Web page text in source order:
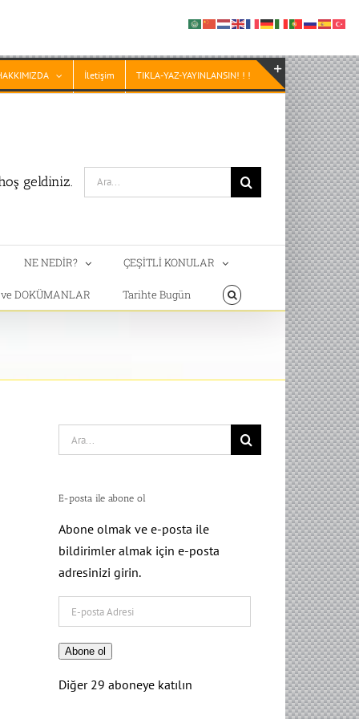
İletişim TIKLA-YAZ-YAYINLANSIN! ! !
geldiniz.
Search
for:
NE NEDİR? ÇEŞİTLİ KONULAR
DOKÜMANLAR Tarihte Bugün
Search
for:
E-posta ile abone ol
Abone olmak ve e-posta ile
bildirimler almak için e-posta
adresinizi girin.
posta
Adresi
Abone ol
Diğer 29 aboneye katılın
Toggle
Sliding
Bar
Area